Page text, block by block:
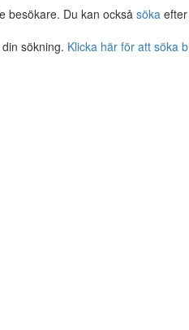
besökare. Du kan också söka
sökning. Klicka här för att söka